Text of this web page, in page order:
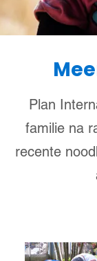
Plan
familie na
recente
Lees